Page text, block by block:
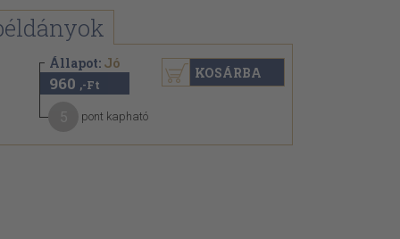
Állapot: Jó
960 ,-Ft
pont kapható
KOSÁRBA